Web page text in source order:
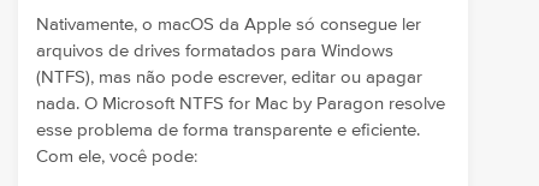
Nativamente, o macOS da Apple só consegue ler
arquivos de drives formatados para Windows
(NTFS), mas não pode escrever, editar ou apagar
nada. O Microsoft NTFS for Mac by Paragon resolve
esse problema de forma transparente e eficiente.
Com ele, você pode: